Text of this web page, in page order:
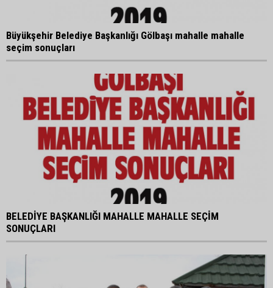
Büyükşehir Belediye Başkanlığı Gölbaşı mahalle mahalle
seçim sonuçları
BELEDİYE BAŞKANLIĞI MAHALLE MAHALLE SEÇİM
SONUÇLARI